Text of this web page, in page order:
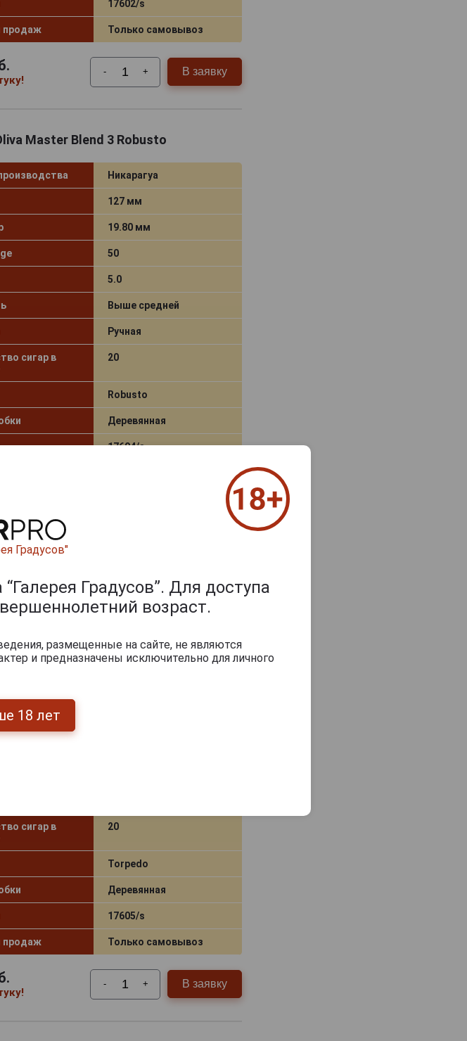
17602/s
продаж Только самовывоз
- + В заявку
Master Blend 3 Robusto
Никарагуа
127 мм
19.80 мм
50
5.0
Выше средней
Ручная
сигар в
20
Robusto
Деревянная
17604/s
В заявку
Master Blend 3 Torpedo
91
сигар в
20
Torpedo
Деревянная
17605/s
продаж Только самовывоз
- + В заявку
Градусов"
Градусов”. Для доступа
возраст.
размещенные на сайте, не являются
и предназначены исключительно для личного
18 лет